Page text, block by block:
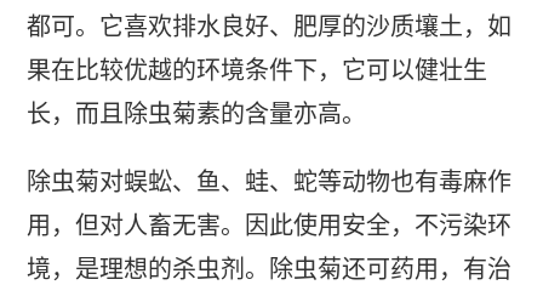
都可。它喜欢排水良好、肥厚的沙质壤土，如
果在比较优越的环境条件下，它可以健壮生
长，而且除虫菊素的含量亦高。
除虫菊对蜈蚣、鱼、蛙、蛇等动物也有毒麻作
用，但对人畜无害。因此使用安全，不污染环
境，是理想的杀虫剂。除虫菊还可药用，有治